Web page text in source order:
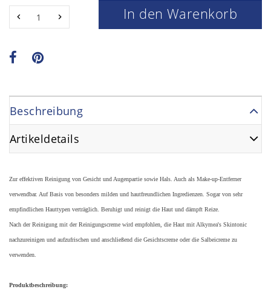
In den Warenkorb
Beschreibung
Artikeldetails
Zur effektiven Reinigung von Gesicht und Augenpartie sowie Hals. Auch als Make-up-Entferner
verwendbar. Auf Basis von besonders milden und hautfreundlichen Ingredienzen. Sogar von sehr
empfindlichen Hauttypen verträglich. Beruhigt und reinigt die Haut und dämpft Reize.
Nach der Reinigung mit der Reinigungscreme wird empfohlen, die Haut mit Alkymea's Skintonic
nachzureinigen und aufzufrischen und anschließend die Gesichtscreme oder die Salbeicreme zu
verwenden.
Produktbeschreibung: